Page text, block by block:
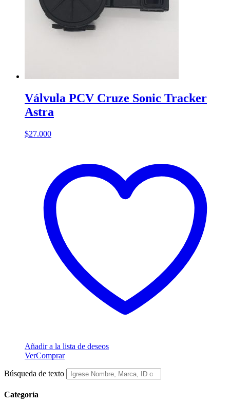
Válvula PCV Cruze Sonic Tracker
Astra
$27.000
Añadir a la lista de deseos
VerComprar
Búsqueda de texto
Categoría